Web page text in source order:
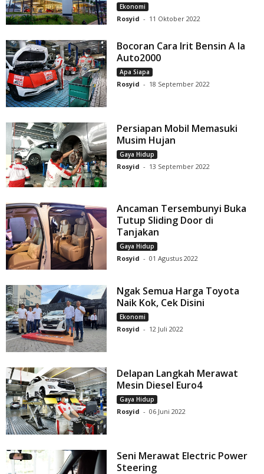
Ekonomi
Rosyid - 11 Oktober 2022
Bocoran Cara Irit Bensin A la
Auto2000
Apa Siapa
Rosyid - 18 September 2022
Persiapan Mobil Memasuki
Musim Hujan
Gaya Hidup
Rosyid - 13 September 2022
Ancaman Tersembunyi Buka
Tutup Sliding Door di
Tanjakan
Gaya Hidup
Rosyid - 01 Agustus 2022
Ngak Semua Harga Toyota
Naik Kok, Cek Disini
Ekonomi
Rosyid - 12 Juli 2022
Delapan Langkah Merawat
Mesin Diesel Euro4
Gaya Hidup
Rosyid - 06 Juni 2022
Seni Merawat Electric Power
Steering